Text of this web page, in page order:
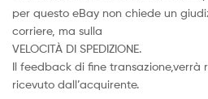
per questo eBay non chiede un
corriere, ma sulla
VELOCITÀ DI SPEDIZIONE.
Il feedback di fine transazione,verrà
ricevuto dall’acquirente.